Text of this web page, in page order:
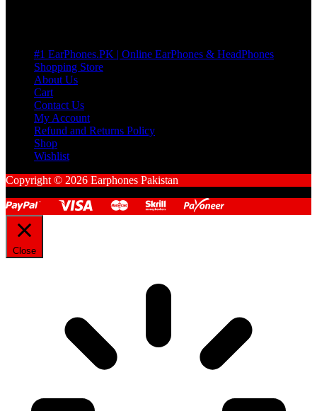
#1 EarPhones.PK | Online EarPhones & HeadPhones
Shopping Store
About Us
Cart
Contact Us
My Account
Refund and Returns Policy
Shop
Wishlist
Copyright © 2026 Earphones Pakistan
Close